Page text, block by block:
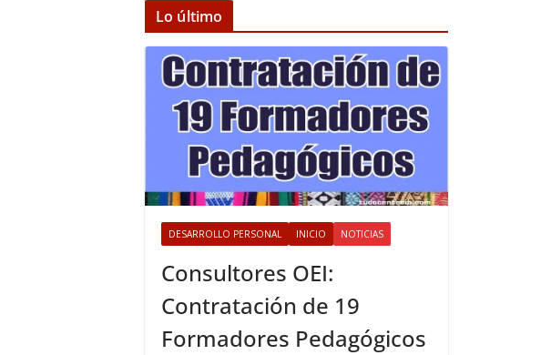
Lo último
DESARROLLO PERSONAL INICIO NOTICIAS
Consultores OEI:
Contratación de 19
Formadores Pedagógicos